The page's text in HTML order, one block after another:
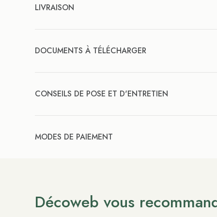
LIVRAISON
DOCUMENTS À TÉLÉCHARGER
CONSEILS DE POSE ET D'ENTRETIEN
MODES DE PAIEMENT
Décoweb vous